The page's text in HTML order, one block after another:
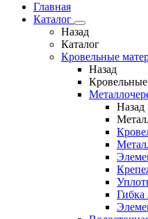
Главная
Каталог
Назад
Каталог
Кровельные
Назад
Назад
Гибка